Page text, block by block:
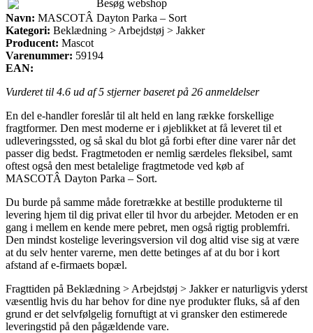
Besøg webshop
Navn: MASCOTÂ Dayton Parka – Sort
Kategori: Beklædning > Arbejdstøj > Jakker
Producent: Mascot
Varenummer: 59194
EAN:
Vurderet til 4.6 ud af 5 stjerner baseret på 26 anmeldelser
En del e-handler foreslår til alt held en lang række forskellige
fragtformer. Den mest moderne er i øjeblikket at få leveret til et
udleveringssted, og så skal du blot gå forbi efter dine varer når det
passer dig bedst. Fragtmetoden er nemlig særdeles fleksibel, samt
oftest også den mest betalelige fragtmetode ved køb af
MASCOTÂ Dayton Parka – Sort.
Du burde på samme måde foretrække at bestille produkterne til
levering hjem til dig privat eller til hvor du arbejder. Metoden er en
gang i mellem en kende mere pebret, men også rigtig problemfri.
Den mindst kostelige leveringsversion vil dog altid vise sig at være
at du selv henter varerne, men dette betinges af at du bor i kort
afstand af e-firmaets bopæl.
Fragttiden på Beklædning > Arbejdstøj > Jakker er naturligvis yderst
væsentlig hvis du har behov for dine nye produkter fluks, så af den
grund er det selvfølgelig fornuftigt at vi gransker den estimerede
leveringstid på den pågældende vare.